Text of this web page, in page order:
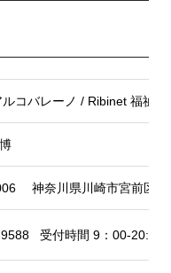
ルコバレーノ / Ribinet 福祉
神奈川県川崎市宮前区宮
受付時間 9：00-20:00